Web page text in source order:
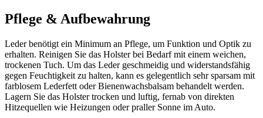
Pflege & Aufbewahrung
Leder benötigt ein Minimum an Pflege, um Funktion und Optik zu
erhalten. Reinigen Sie das Holster bei Bedarf mit einem weichen,
trockenen Tuch. Um das Leder geschmeidig und widerstandsfähig
gegen Feuchtigkeit zu halten, kann es gelegentlich sehr sparsam mit
farblosem Lederfett oder Bienenwachsbalsam behandelt werden.
Lagern Sie das Holster trocken und luftig, fernab von direkten
Hitzequellen wie Heizungen oder praller Sonne im Auto.